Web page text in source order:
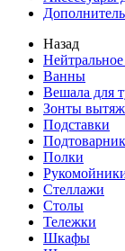
Назад
Ванны
Вешала для
Зонты
Подставки
Полки
Стеллажи
Столы
Тележки
Шкафы